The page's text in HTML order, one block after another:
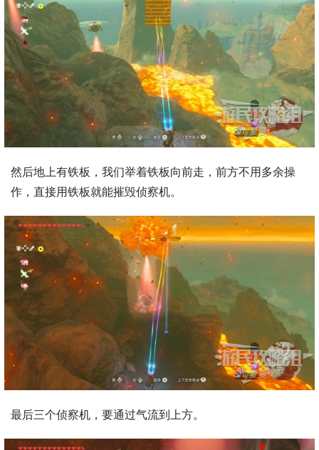
然后地上有铁板，我们举着铁板向前走，前方不用多余操
作，直接用铁板就能摧毁侦察机。
最后三个侦察机，要通过气流到上方。